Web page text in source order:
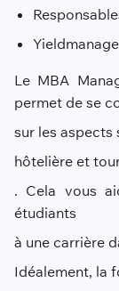
Yield
Le MBA
permet de se
sur les aspects
hôtelière et
. Cela vous
étudiants
à une carrière
Idéalement, la